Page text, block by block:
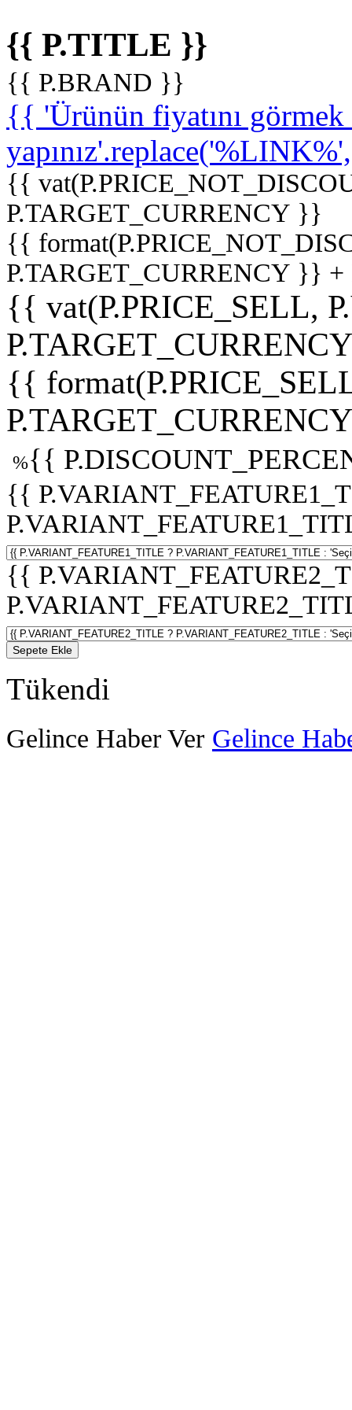
{{ P.TITLE }}
{{ P.BRAND }}
{{ 'Ürünün fiyatını
{{
P.TARGET_CURRENCY }}
{{
P.TARGET_CURRENCY }}
{{ vat(P.PRICE_SELL,
{{
%{{
{{
{{
Sepete Ekle
Tükendi
Gelince Haber Ver Gelince